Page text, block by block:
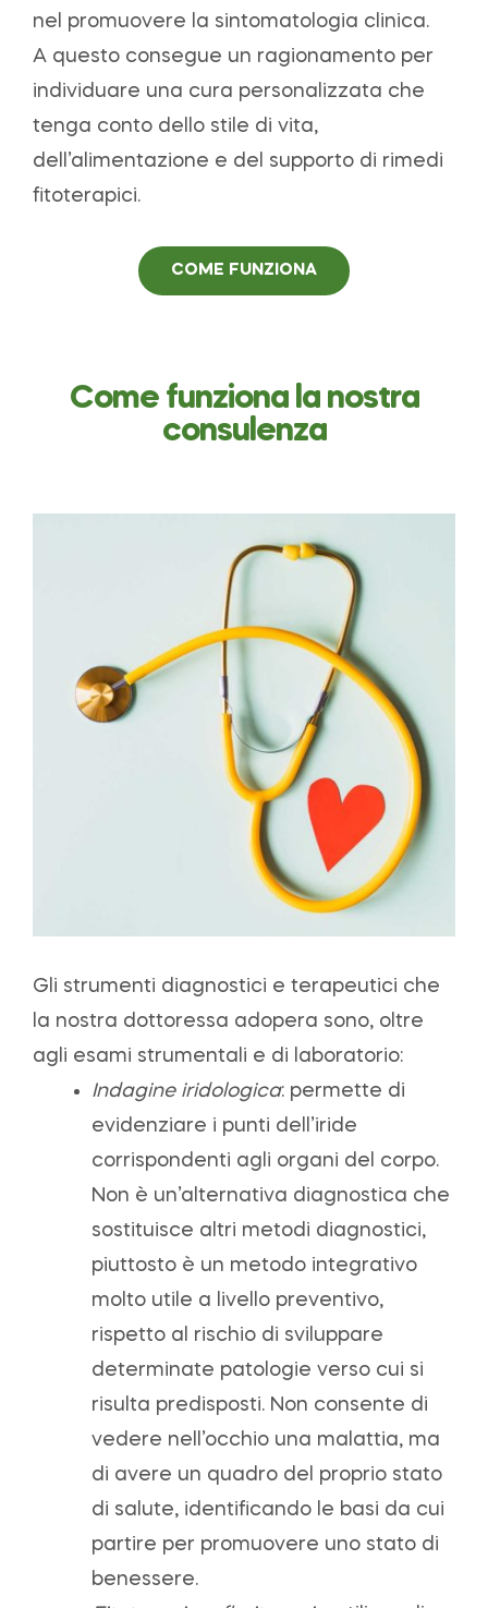
nel promuovere la sintomatologia clinica.
A questo consegue un ragionamento per
individuare una cura personalizzata che
tenga conto dello stile di vita,
dell’alimentazione e del supporto di rimedi
fitoterapici.
COME FUNZIONA
Come funziona la nostra
consulenza​
Gli strumenti diagnostici e terapeutici che
la nostra dottoressa adopera sono, oltre
agli esami strumentali e di laboratorio:
Indagine iridologica: permette di
evidenziare i punti dell’iride
corrispondenti agli organi del corpo.
Non è un’alternativa diagnostica che
sostituisce altri metodi diagnostici,
piuttosto è un metodo integrativo
molto utile a livello preventivo,
rispetto al rischio di sviluppare
determinate patologie verso cui si
risulta predisposti. Non consente di
vedere nell’occhio una malattia, ma
di avere un quadro del proprio stato
di salute, identificando le basi da cui
partire per promuovere uno stato di
benessere.